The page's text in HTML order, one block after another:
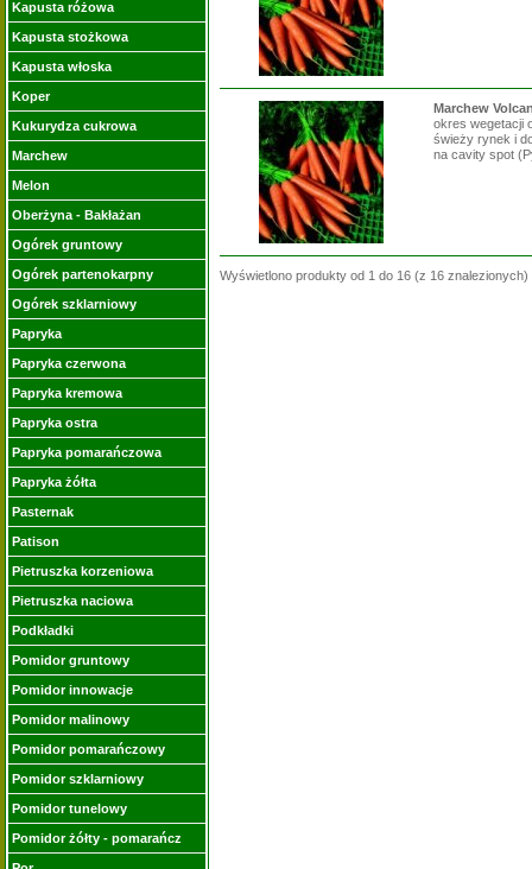
Kapusta różowa
Kapusta stożkowa
Kapusta włoska
Koper
Kukurydza cukrowa
Marchew
Melon
Oberżyna - Bakłażan
Ogórek gruntowy
Ogórek partenokarpny
Ogórek szklarniowy
Papryka
Papryka czerwona
Papryka kremowa
Papryka ostra
Papryka pomarańczowa
Papryka żółta
Pasternak
Patison
Pietruszka korzeniowa
Pietruszka naciowa
Podkładki
Pomidor gruntowy
Pomidor innowacje
Pomidor malinowy
Pomidor pomarańczowy
Pomidor szklarniowy
Pomidor tunelowy
Pomidor żółty - pomarańcz
Marchew
okres wegetacji
świeży rynek i
na cavity spot
Wyświetlono produkty od 1 do 16 (z 16 znalezionych)